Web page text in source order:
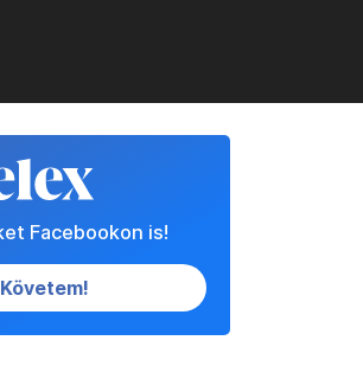
Facebookon is!
Követem!